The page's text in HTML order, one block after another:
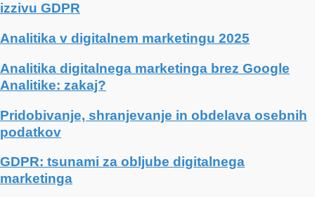
izzivu GDPR
Analitika v digitalnem marketingu 2025
Analitika digitalnega marketinga brez Google
Analitike: zakaj?
Pridobivanje, shranjevanje in obdelava osebnih
podatkov
GDPR: tsunami za obljube digitalnega
marketinga